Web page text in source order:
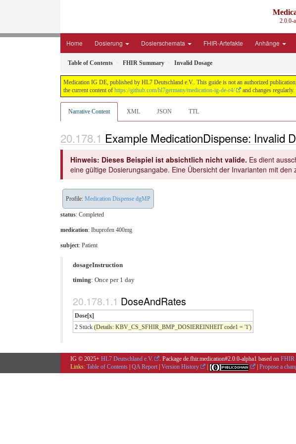
2.0.0-
Home Dosierung Dosierschemata FHIR-Artefakte Anhänge
Table of Contents FHIR Summary Invalid Dosage
Medication IG DE, published by HL7 Deutschland e.V.. This guide is not an authorized
the current content of https://github.com/hl7germany/medication-ig-de-r4/ and changes regularly.
Narrative Content XML JSON TTL
Example MedicationDispense: Invalid
Hinweis: Dieses Beispiel ist absichtlich nicht valide. Es dient
eine gültige Dosierungsangabe. Eine Übersicht der Invarianten mit
Profile: Medication Dispense dgMP
status: Completed
medication: Ibuprofen 400mg
subject: Patient
dosageInstruction
timing: Once per 1 day
DoseAndRates
Dose[x]
2 Stück (Details: KBV_CS_SFHIR_BMP_DOSIEREINHEIT code1 = '1')
IG © 2025+ HL7 Deutschland e.V. . Package de.fhir.medication#2.0.0-alpha1 based on FHIR
Links: Table of Contents | QA Report | Version History | | Propose a